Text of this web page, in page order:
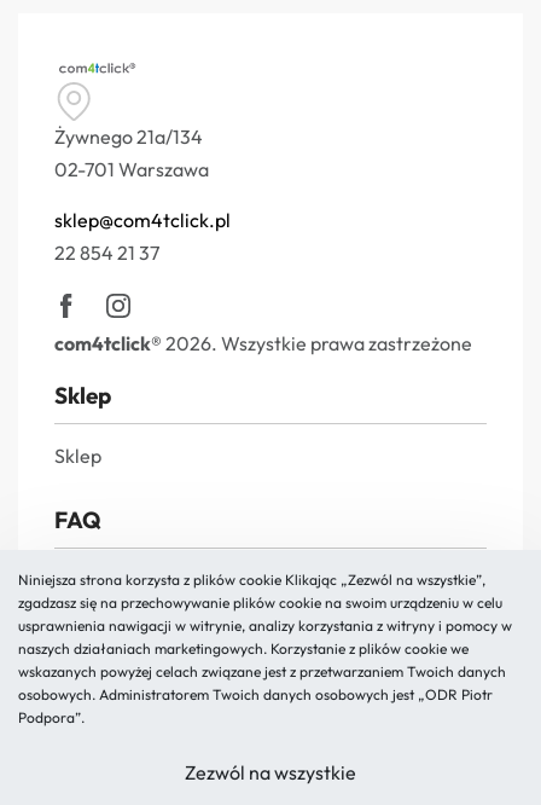
Żywnego 21a/134
02-701 Warszawa
sklep@com4tclick.pl
22 854 21 37
com4tclick® 2026. Wszystkie prawa zastrzeżone
Sklep
Sklep
FAQ
FAQs
Reklamacja i zwroty
Polityka prywatności
Regulamin
Niniejsza strona korzysta z plików cookie Klikając „Zezwól na wszystkie”,
zgadzasz się na przechowywanie plików cookie na swoim urządzeniu w celu
usprawnienia nawigacji w witrynie, analizy korzystania z witryny i pomocy w
naszych działaniach marketingowych. Korzystanie z plików cookie we
wskazanych powyżej celach związane jest z przetwarzaniem Twoich danych
osobowych. Administratorem Twoich danych osobowych jest „ODR Piotr
Podpora”.
Zezwól na wszystkie